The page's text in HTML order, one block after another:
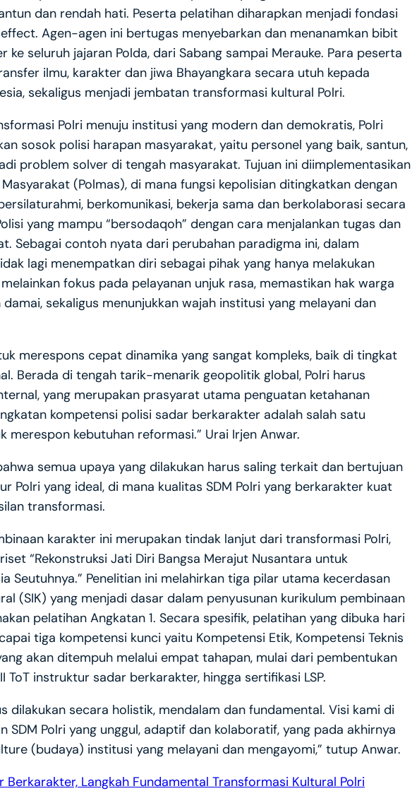
dan rendah hati. Peserta pelatihan diharapkan menjadi fondasi
Agen-agen ini bertugas menyebarkan dan menanamkan bibit
seluruh jajaran Polda, dari Sabang sampai Merauke. Para peserta
ilmu, karakter dan jiwa Bhayangkara secara utuh kepada
sekaligus menjadi jembatan transformasi kultural Polri.
Polri menuju institusi yang modern dan demokratis, Polri
sosok polisi harapan masyarakat, yaitu personel yang baik, santun,
problem solver di tengah masyarakat. Tujuan ini diimplementasikan
(Polmas), di mana fungsi kepolisian ditingkatkan dengan
berkomunikasi, bekerja sama dan berkolaborasi secara
yang mampu “bersodaqoh” dengan cara menjalankan tugas dan
Sebagai contoh nyata dari perubahan paradigma ini, dalam
lagi menempatkan diri sebagai pihak yang hanya melakukan
fokus pada pelayanan unjuk rasa, memastikan hak warga
sekaligus menunjukkan wajah institusi yang melayani dan
merespons cepat dinamika yang sangat kompleks, baik di tingkat
Berada di tengah tarik-menarik geopolitik global, Polri harus
yang merupakan prasyarat utama penguatan ketahanan
kompetensi polisi sadar berkarakter adalah salah satu
merespon kebutuhan reformasi.” Urai Irjen Anwar.
semua upaya yang dilakukan harus saling terkait dan bertujuan
Polri yang ideal, di mana kualitas SDM Polri yang berkarakter kuat
transformasi.
karakter ini merupakan tindak lanjut dari transformasi Polri,
“Rekonstruksi Jati Diri Bangsa Merajut Nusantara untuk
Seutuhnya.” Penelitian ini melahirkan tiga pilar utama kecerdasan
(SIK) yang menjadi dasar dalam penyusunan kurikulum pembinaan
pelatihan Angkatan 1. Secara spesifik, pelatihan yang dibuka hari
tiga kompetensi kunci yaitu Kompetensi Etik, Kompetensi Teknis
akan ditempuh melalui empat tahapan, mulai dari pembentukan
ToT instruktur sadar berkarakter, hingga sertifikasi LSP.
dilakukan secara holistik, mendalam dan fundamental. Visi kami di
SDM Polri yang unggul, adaptif dan kolaboratif, yang pada akhirnya
(budaya) institusi yang melayani dan mengayomi,” tutup Anwar.
Berkarakter, Langkah Fundamental Transformasi Kultural Polri